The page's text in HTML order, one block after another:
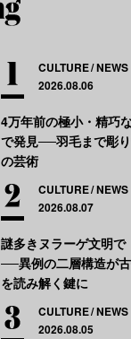
CULTURE NEWS
2026.08.06
4万年前の極小・精巧
で発見──羽毛まで彫
の芸術
CULTURE NEWS
2026.08.07
謎多きヌラーゲ文明
──異例の二層構造が
を読み解く鍵に
CULTURE NEWS
2026.08.05